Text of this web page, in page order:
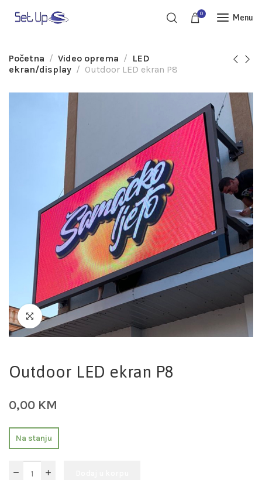
0 Menu
Početna Video oprema
LED
ekran/display
Outdoor LED ekran P8
Outdoor LED ekran P8
0,00 KM
Na stanju